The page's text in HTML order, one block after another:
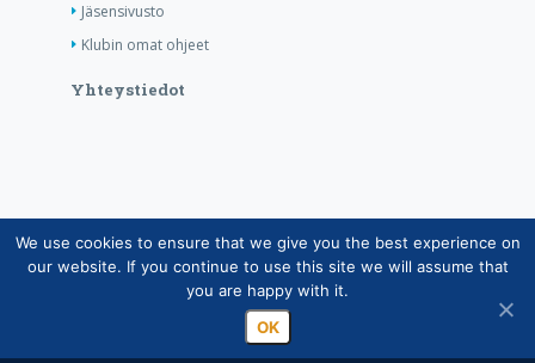
Jäsensivusto
Klubin omat ohjeet
Yhteystiedot
Copyright © Suomen Rotarypalvelu ry 2026 |
Jäsentietojärjestelmän tietosuojaseloste|Henkilötietojen
käsittely Rotarytoiminnassa
We use cookies to ensure that we give you the best experience on
our website. If you continue to use this site we will assume that
you are happy with it.
OK